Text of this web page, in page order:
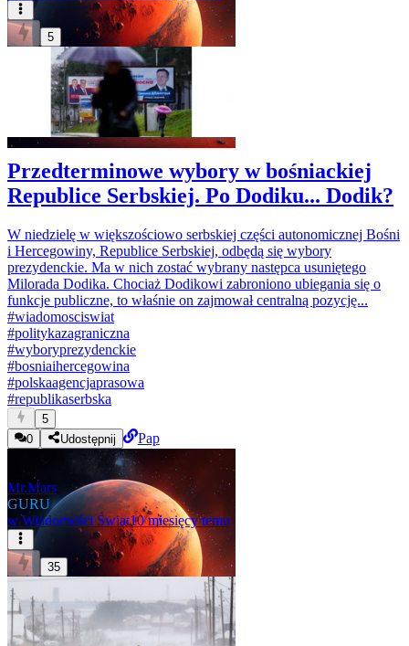
5
Przedterminowe wybory w bośniackiej
Republice Serbskiej. Po Dodiku... Dodik?
W niedzielę w większościowo serbskiej części autonomicznej Bośni
i Hercegowiny, Republice Serbskiej, odbędą się wybory
prezydenckie. Ma w nich zostać wybrany następca usuniętego
Milorada Dodika. Chociaż Dodikowi zabroniono ubiegania się o
funkcje publiczne, to właśnie on zajmował centralną pozycję...
#wiadomosciswiat
#politykazagraniczna
#wyboryprezydenckie
#bosniaihercegowina
#polskaagencjaprasowa
#republikaserbska
5
0
Udostępnij Pap
Mr.Mars
GURU
w Wiadomości Świat10 miesięcy temu
35